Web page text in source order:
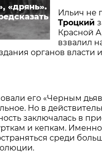
«дрянь».
Ильич не
Троцкий
Красной
взвалил
органов власти
его «Черным
Но в
заключалась в
и кепкам. Именно
среди